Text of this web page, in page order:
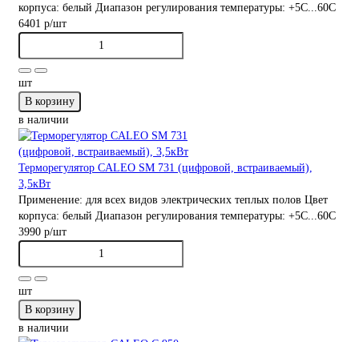
корпуса: белый Диапазон регулирования температуры: +5С...60С
6401 р/шт
шт
В корзину
в наличии
Терморегулятор CALEO SM 731 (цифровой, встраиваемый),
3,5кВт
Применение: для всех видов электрических теплых полов Цвет
корпуса: белый Диапазон регулирования температуры: +5С...60С
3990 р/шт
шт
В корзину
в наличии